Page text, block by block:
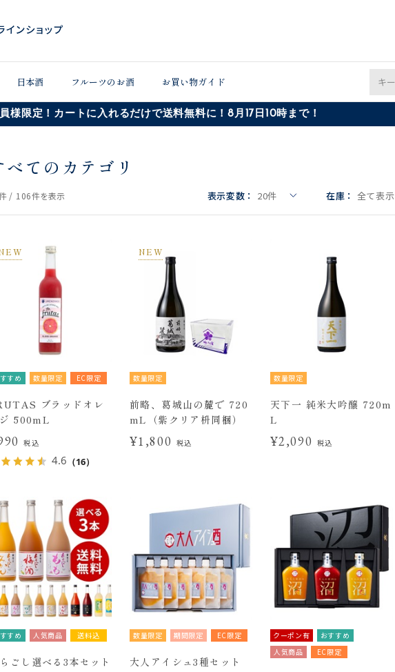
日本酒 フルーツのお酒 お買い物ガイド
様限定！カートに入れるだけで送料無料に！8月17日10時まで！
べてのカテゴリ
/ 106件を表示 表示変数： 20件 在庫： 全て表示
すめ 数量限定 EC限定
ブラッドオレ
500mL
税込
4.6 （16）
NEW
数量限定
前略、葛城山の麓で 720
mL（紫クリア枡同梱）
¥1,800 税込
数量限定
天下一 純米大吟醸 720m
L
¥2,090 税込
すめ 人気商品 送料込
ごし選べる3本セット
数量限定 期間限定 EC限定
大人アイシュ3種セット
クーポン有
おすすめ
人気商品
EC限定